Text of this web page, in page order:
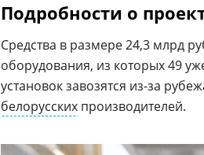
Подробности о
Средства в размере 24,3 млрд
оборудования, из которых 49
установок завозятся из-за
белорусских производителей.